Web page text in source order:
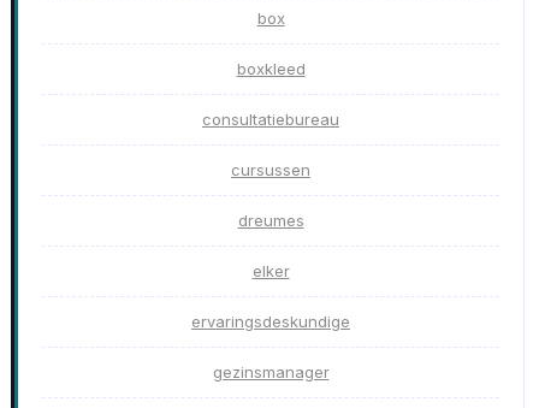
box
boxkleed
consultatiebureau
cursussen
dreumes
elker
ervaringsdeskundige
gezinsmanager